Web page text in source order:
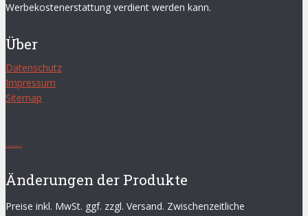
Werbekostenerstattung verdient werden kann.
Über
Datenschutz
Impressum
Sitemap
........
Änderungen der Produkte
Preise inkl. MwSt. ggf. zzgl. Versand. Zwischenzeitliche